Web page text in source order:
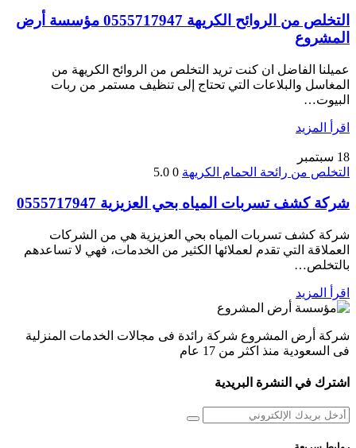
التخلص من الروائح الكريهة 0555717947 مؤسسة أرض
المشروع
عميلنا الفاضل ان كنت تريد التخلص من الروائح الكريهة من
المغاسل والبلاعات التي تحتاج إلى تنظيف مستمر من ربات
البيوت…
اقرأ المزيد
18 سبتمبر
التخلص من رائحة الحمام الكريهة 0
5.0
شركة كشف تسربات المياه بحي العزيزية 0555717947
شركة كشف تسربات المياه بحي العزيزية هي من الشركات
العملاقة التي تقدم لعملائها الكثير من الخدمات، فهي لا تساعدهم
بالتخلص…
اقرأ المزيد
شركة أرض المشروع شركة رائدة فى مجالات الخدمات المنزلية
فى السعودية منذ اكثر من 17 عام
اشترك في النشرة البريدية